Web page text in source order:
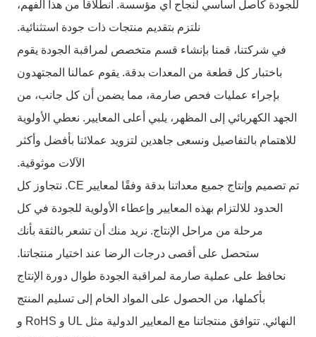
للجودة كأصل أساسي لنجاح أي مؤسسة. انطلاقاً من هذا الفهم،
نلتزم بتقديم منتجات ذات جودة استثنائية.
في شركتنا، قمنا بإنشاء قسم متخصص لمراقبة الجودة يقوم
باختبار كل قطعة من المعدات بدقة. يقوم عمالنا المجتهدون
بإجراء عمليات فحص صارمة، مما يضمن أن كل جانب، من
الجهد الكهربائي إلى المظهر، يلبي أعلى المعايير. نعطي الأولوية
للاهتمام بالتفاصيل ونسعى جاهدين لتزويد عملائنا بأفضل وأكثر
الآلات موثوقية.
تم تصميم وإنتاج جميع معداتنا بدقة وفقًا لمعايير CE. نتجاوز كل
الحدود للالتزام بهذه المعايير وإعطاء الأولوية للجودة في كل
مرحلة من مراحل الإنتاج. نريد منك أن تشعر بالثقة بأنك
ستحصل على أقصى درجات الرضا عند اختيار منتجاتنا.
نحافظ على عملية صارمة لمراقبة الجودة طوال دورة الإنتاج
بأكملها، من الحصول على المواد الخام إلى تسليم المنتج
النهائي. تتوافق منتجاتنا مع المعايير الدولية مثل UL و RoHS و